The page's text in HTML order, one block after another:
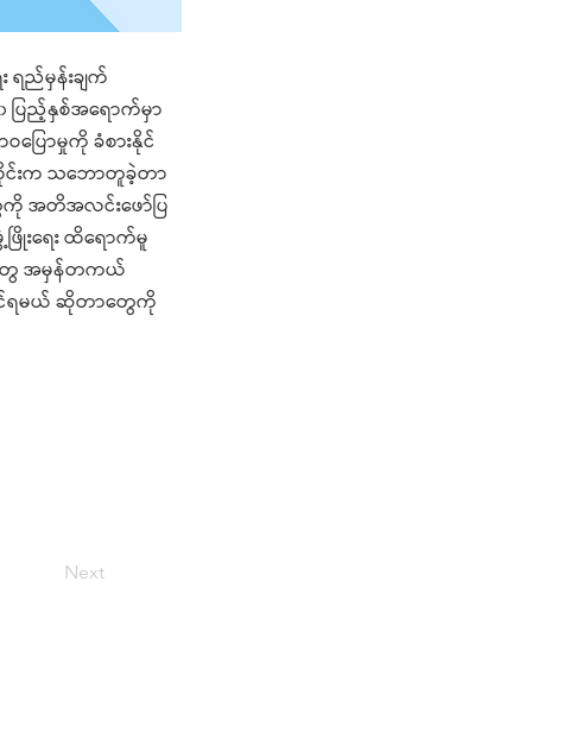
ည်မှန်းချက်
ပြည့်နှစ်အရောက်မှာ
ပြောမှုကို ခံစားနိုင်
းက သဘောတူခဲ့တာ
ကို အတိအလင်းဖော်ပြ
ြိုးရေး ထိရောက်မူ
က်တွေ အမှန်တကယ်
ရမယ် ဆိုတာတွေကို
Next